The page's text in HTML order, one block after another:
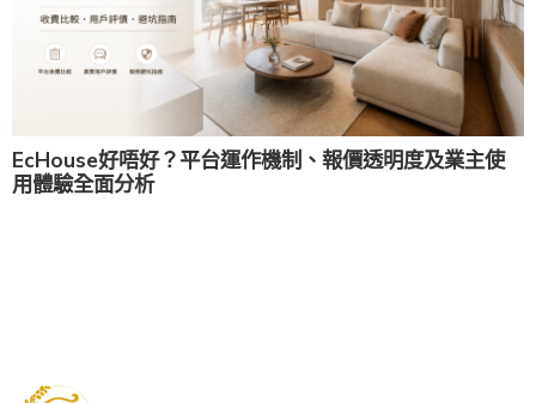
EcHouse好唔好？平台運作機制、報價透明度及業主使
用體驗全面分析